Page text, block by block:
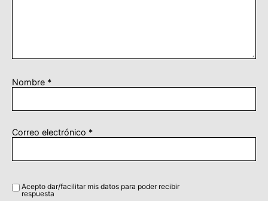
Nombre *
Correo electrónico *
Acepto dar/facilitar mis datos para poder recibir
respuesta